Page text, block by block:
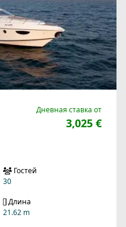
Дневная ставка от
3,025 €
Гостей
30
Длина
21.62 m